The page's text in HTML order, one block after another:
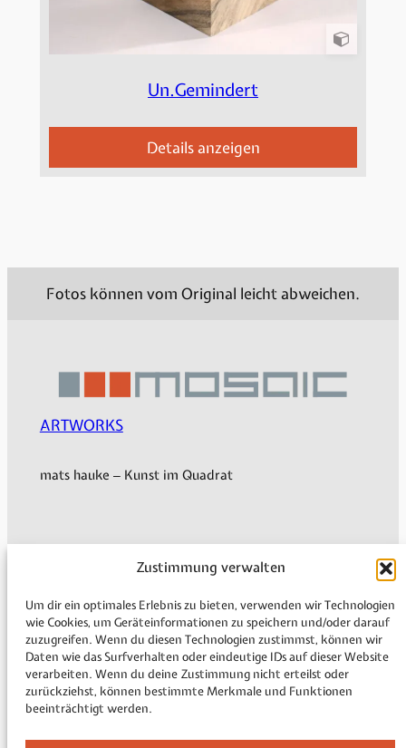
Zustimmung verwalten
Um dir ein optimales Erlebnis zu bieten, verwenden wir Technologien
wie Cookies, um Geräteinformationen zu speichern und/oder darauf
zuzugreifen. Wenn du diesen Technologien zustimmst, können wir
Daten wie das Surfverhalten oder eindeutige IDs auf dieser Website
verarbeiten. Wenn du deine Zustimmung nicht erteilst oder
zurückziehst, können bestimmte Merkmale und Funktionen
beeinträchtigt werden.
Un.Gemindert
Details anzeigen
Fotos können vom Original leicht abweichen.
ARTWORKS
mats hauke – Kunst im Quadrat
Mein Konto
Versand & Lieferung
Zahlungsweisen
Widerruf
Rechtliche Informationen
Vertrag widerrufen